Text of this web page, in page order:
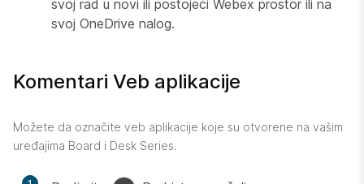
svoj rad u novi ili postojeći Webex prostor ili na
svoj OneDrive nalog.
Komentari Veb aplikacije
Možete da označite veb aplikacije koje su otvorene na vašim
uređajima Board i Desk Series.